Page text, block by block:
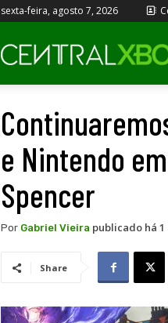
sexta-feira, agosto 7, 2026
e Nintendo
Spencer
Por Gabriel Vieira publicado há 1
Share